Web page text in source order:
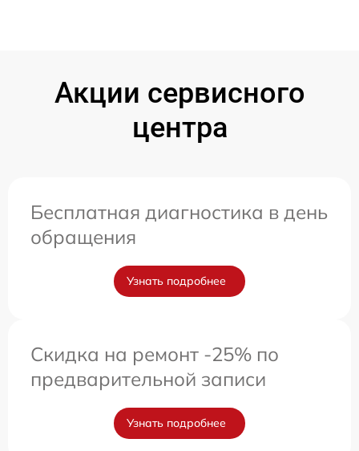
Акции сервисного
центра
Бесплатная диагностика в день
обращения
Узнать подробнее
Скидка на ремонт -25% по
предварительной записи
Узнать подробнее